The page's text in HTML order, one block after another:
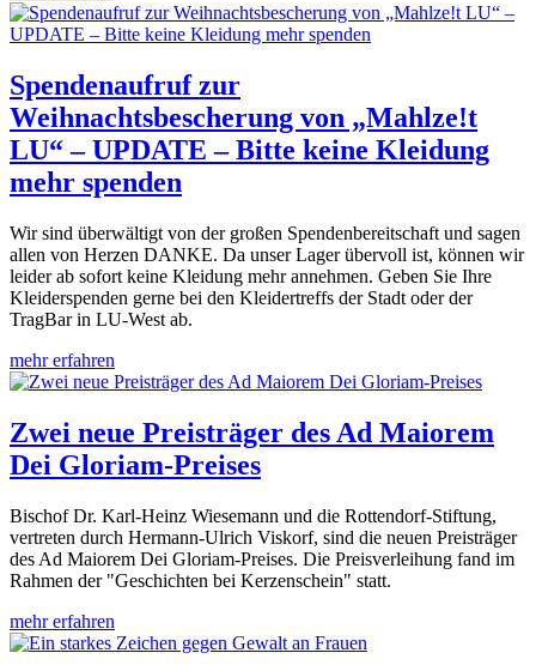
Spendenaufruf zur
Weihnachtsbescherung von „Mahlze!t
LU“ – UPDATE – Bitte keine Kleidung
mehr spenden
Wir sind überwältigt von der großen Spendenbereitschaft und sagen
allen von Herzen DANKE. Da unser Lager übervoll ist, können wir
leider ab sofort keine Kleidung mehr annehmen. Geben Sie Ihre
Kleiderspenden gerne bei den Kleidertreffs der Stadt oder der
TragBar in LU-West ab.
mehr erfahren
Zwei neue Preisträger des Ad Maiorem
Dei Gloriam-Preises
Bischof Dr. Karl-Heinz Wiesemann und die Rottendorf-Stiftung,
vertreten durch Hermann-Ulrich Viskorf, sind die neuen Preisträger
des Ad Maiorem Dei Gloriam-Preises. Die Preisverleihung fand im
Rahmen der "Geschichten bei Kerzenschein" statt.
mehr erfahren